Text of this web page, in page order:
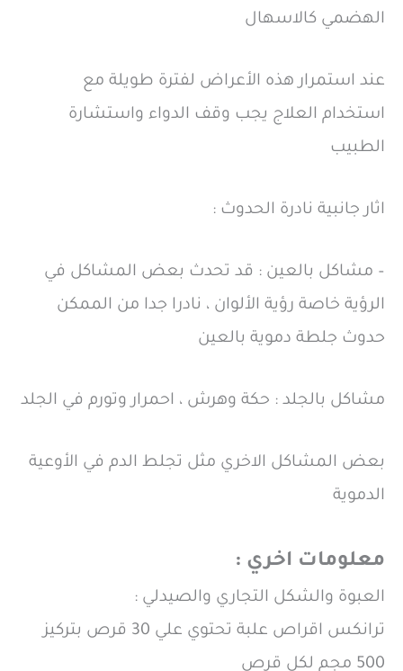
الهضمي كالاسهال
عند استمرار هذه الأعراض لفترة طويلة مع
استخدام العلاج يجب وقف الدواء واستشارة
الطبيب
اثار جانبية نادرة الحدوث :
– مشاكل بالعين : قد تحدث بعض المشاكل في
الرؤية خاصة رؤية الألوان ، نادرا جدا من الممكن
حدوث جلطة دموية بالعين
مشاكل بالجلد : حكة وهرش ، احمرار وتورم في الجلد
بعض المشاكل الاخري مثل تجلط الدم في الأوعية
الدموية
معلومات اخري :
العبوة والشكل التجاري والصيدلي :
ترانكس اقراص علبة تحتوي علي 30 قرص بتركيز
500 مجم لكل قرص